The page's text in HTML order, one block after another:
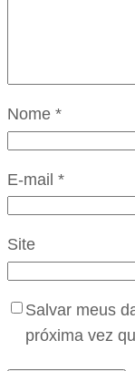
Nome *
E-mail *
Site
Salvar meus
próxima vez